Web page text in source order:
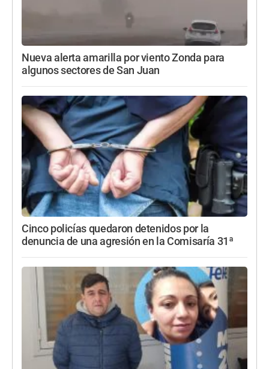
Nueva alerta amarilla por viento Zonda para
algunos sectores de San Juan
Cinco policías quedaron detenidos por la
denuncia de una agresión en la Comisaría 31ª